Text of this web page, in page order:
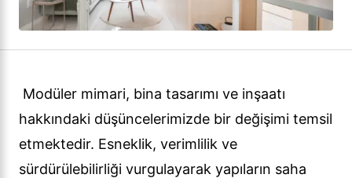
Modüler mimari, bina tasarımı ve inşaatı
hakkındaki düşüncelerimizde bir değişimi temsil
etmektedir. Esneklik, verimlilik ve
sürdürülebilirliği vurgulayarak yapıların saha